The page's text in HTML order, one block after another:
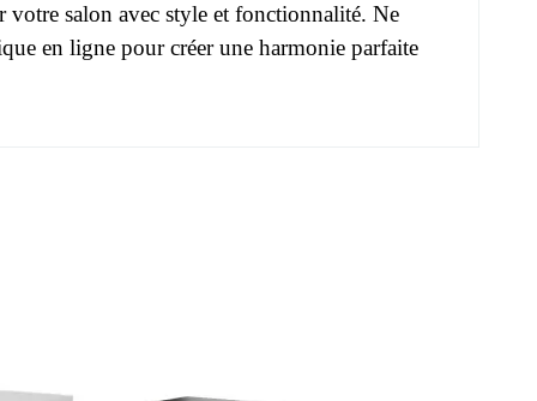
salon avec style et fonctionnalité. Ne
en ligne pour créer une harmonie parfaite